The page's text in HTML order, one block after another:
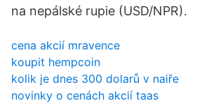
na nepálské rupie (USD/NPR).
cena akcií mravence
koupit hempcoin
kolik je dnes 300 dolarů v naiře
novinky o cenách akcií taas